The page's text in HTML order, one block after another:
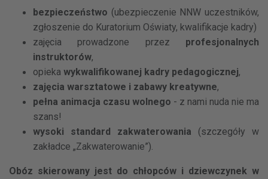
bezpieczeństwo (ubezpieczenie NNW uczestników,
zgłoszenie do Kuratorium Oświaty, kwalifikacje kadry)
zajęcia prowadzone przez profesjonalnych
instruktorów,
opieka wykwalifikowanej kadry pedagogicznej,
zajęcia warsztatowe i zabawy kreatywne,
pełna animacja czasu wolnego - z nami nuda nie ma
szans!
wysoki standard zakwaterowania (szczegóły w
zakładce „Zakwaterowanie”).
Obóz skierowany jest do chłopców i dziewczynek w